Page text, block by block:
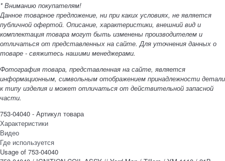
* Вниманию покупателям!
Данное товарное предложение, ни при каких условиях, не является
публичной офертой. Описание, характеристики, внешний вид и
комплектация товара могут быть изменены производителем и
отличаться от представленных на сайте. Для уточнения данных о
товаре - свяжитесь нашими менеджерами.
Фотография товара, представленная на сайте, является
информационным, символьным отображением принадлежности детали
к типу изделия и может отличаться от действительной запасной
части.
753-04040 - Артикул товара
Характеристики
Видео
Где используется
Usage of 753-04040